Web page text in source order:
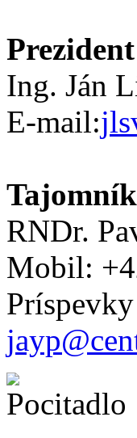
Prezident
Ing. Ján
E-mail:
Tajomník
RNDr.
Mobil: